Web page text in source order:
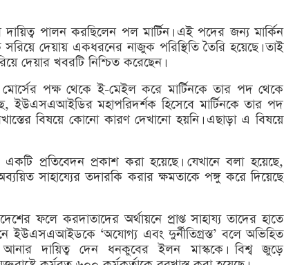
পালন করছিলেন পল মার্টিন। এই পদের জন্য মার্কিন
দেয়ায় একধরনের নাজুক পরিস্থিতি তৈরি হয়েছে। তাই
দেয়ার খবরটি নিশ্চিত করেছেন।
মোর্সের পক্ষ থেকে ই-মেইল করে মার্টিনকে তার পদ থেকে
ইউএসএআইডির মহাপরিদর্শক হিসেবে মার্টিনকে তার পদ
বিষয়ে কোনো কারণ দেখানো হয়নি। এছাড়া এ বিষয়ে
প্রতিবেদন প্রকাশ করা হয়েছে। যেখানে বলা হয়েছে,
সাহায্যের তদারকি করার ক্ষমতাকে পঙ্গু করে দিয়েছে
ফলে করদাতাদের অর্থায়নে প্রাপ্ত সাহায্য তাদের হাতে
ইউএসএআইডকে ‘অযোগ্য এবং দুর্নীতিগ্রস্ত’ বলে অভিহিত
আনার দায়িত্ব দেন ধনকুবের ইলন মাস্ককে। বিশ্ব জুড়ে